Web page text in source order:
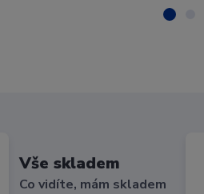
Vše skladem
Co vidíte, mám skladem